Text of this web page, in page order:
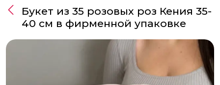
Букет из 35 розовых роз Кения 35-
40 см в фирменной упаковке